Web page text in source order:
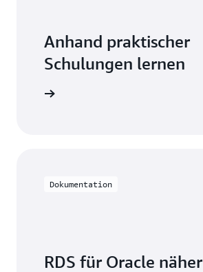
Anhand praktischer
Schulungen lernen
Dokumentation
RDS für Oracle näher